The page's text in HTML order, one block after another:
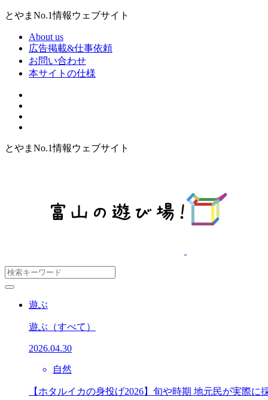
とやまNo.1情報ウェブサイト
About us
広告掲載&仕事依頼
お問い合わせ
本サイトの仕様
とやまNo.1情報ウェブサイト
遊ぶ
遊ぶ （すべて）
2026.04.30
自然
【ホタルイカの身投げ2026】旬や時期 地元民が実際に